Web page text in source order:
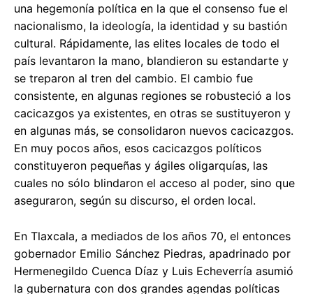
una hegemonía política en la que el consenso fue el
nacionalismo, la ideología, la identidad y su bastión
cultural. Rápidamente, las elites locales de todo el
país levantaron la mano, blandieron su estandarte y
se treparon al tren del cambio. El cambio fue
consistente, en algunas regiones se robusteció a los
cacicazgos ya existentes, en otras se sustituyeron y
en algunas más, se consolidaron nuevos cacicazgos.
En muy pocos años, esos cacicazgos políticos
constituyeron pequeñas y ágiles oligarquías, las
cuales no sólo blindaron el acceso al poder, sino que
aseguraron, según su discurso, el orden local.
En Tlaxcala, a mediados de los años 70, el entonces
gobernador Emilio Sánchez Piedras, apadrinado por
Hermenegildo Cuenca Díaz y Luis Echeverría asumió
la gubernatura con dos grandes agendas políticas